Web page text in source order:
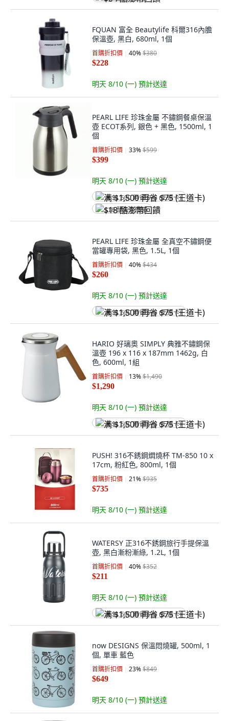
FQUAN 富全 Beautylife 科爾316內膽
保溫壺, 黑白, 680ml, 1個
首購折扣價 40%$380
$228
明天 8/10 (一) 預計送達
PEARL LIFE 珍珠金屬 不鏽鋼餐桌保溫
壺 ECOT系列, 銀色 + 黑色, 1500ml, 1
個
首購折扣價 33%$599
$399
明天 8/10 (一) 預計送達
满 $1,500 再省 $75 (王道卡)
$18 酷澎幣回饋
PEARL LIFE 珍珠金屬 全真空不鏽鋼便
當罐專用袋, 黑色, 1.5L, 1個
首購折扣價 40%$434
$260
明天 8/10 (一) 預計送達
满 $1,500 再省 $75 (王道卡)
HARIO 好璃奧 SIMPLY 典雅不鏽鋼保
溫壺 196 x 116 x 187mm 1462g, 白
色, 600ml, 1組
首購折扣價 13%$1,490
$1,290
明天 8/10 (一) 預計送達
满 $1,500 再省 $75 (王道卡)
PUSH! 316不銹鋼燜燒杯 TM-850 10 x
17cm, 粉紅色, 800ml, 1個
首購折扣價 21%$935
$735
明天 8/10 (一) 預計送達
WATERSY 正316不銹鋼旅行手提保溫
壺, 黑白漸粉漸綠, 1.2L, 1個
首購折扣價 40%$352
$211
明天 8/10 (一) 預計送達
满 $1,500 再省 $75 (王道卡)
now DESIGNS 保溫悶燒罐, 500ml, 1
個, 單車 藍色
首購折扣價 23%$849
$649
明天 8/10 (一) 預計送達